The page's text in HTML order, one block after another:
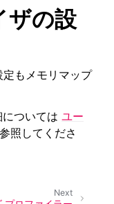
ザの設
もメモリマップ
ついては ユー
照してくださ
Next